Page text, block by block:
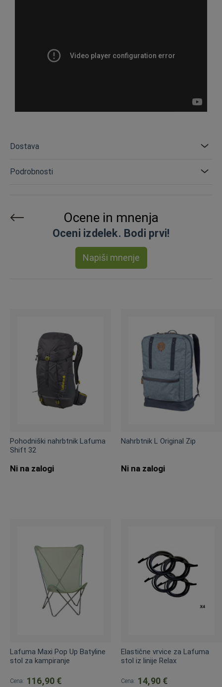
Dostava
Podrobnosti
Ocene in mnenja
Oceni izdelek. Bodi prvi!
Napiši mnenje
Pohodniški nahrbtnik Lafuma
Shift 32
Ni na zalogi
Nahrbtnik L Original Zip
Ni na zalogi
Lafuma Maxi Pop Up Batyline
stol za kampiranje
Cena: 116,90 €
Elastične vrvice za Lafuma
stol iz linije Relax
Cena: 14,90 €